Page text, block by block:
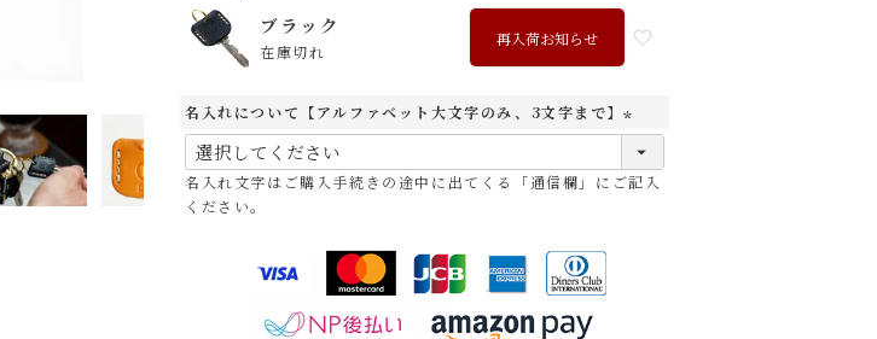
ブラック
在庫切れ
再入荷お知らせ
名入れについて【アルファベット大文字のみ、3文字まで】
必
須
名入れ文字はご購入手続きの途中に出てくる「通信欄」にご記入
ください。